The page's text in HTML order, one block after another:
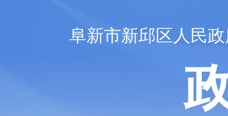
阜新市新邱区人民